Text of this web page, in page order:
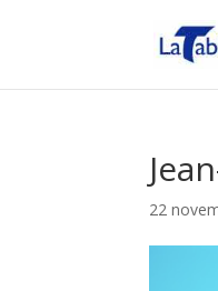
22